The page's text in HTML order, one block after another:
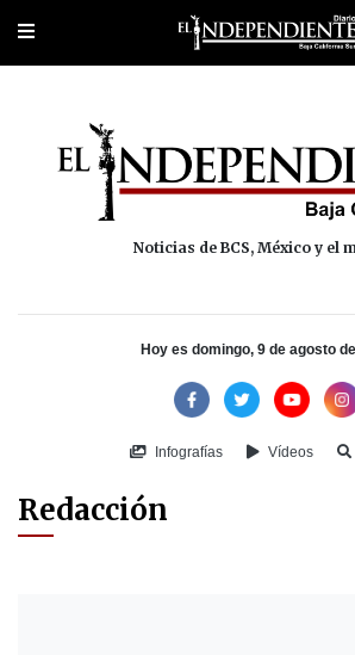
Portada Los Cabos Policiaca
Noticias de BCS, México y el
Hoy es domingo, 9 de agosto
Infografías Vídeos
Redacción